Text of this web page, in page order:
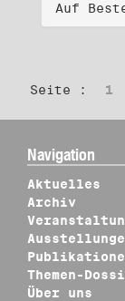
Auf
Seite : 1
Navigation
Aktuelles
Archiv
Themen-
Über uns